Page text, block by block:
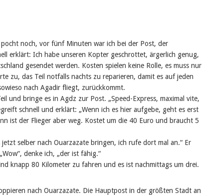
noch, vor fünf Minuten war ich bei der Post, der
erklärt: Ich habe unseren Kopter geschrottet, ärgerlich genug,
gesendet werden. Kosten spielen keine Rolle, es muss nur
zu, das Teil notfalls nachts zu reparieren, damit es auf jeden
nach Agadir fliegt, zurückkommt.
und bringe es in Agdz zur Post. „Speed-Express, maximal vite,
schnell und erklärt: „Wenn ich es hier aufgebe, geht es erst
ist der Flieger aber weg. Kostet um die 40 Euro und braucht 5
jetzt selber nach Ouarzazate bringen, ich rufe dort mal an.“ Er
denke ich, „der ist fähig.“
knapp 80 Kilometer zu fahren und es ist nachmittags um drei.
nach Ouarzazate. Die Hauptpost in der größten Stadt an